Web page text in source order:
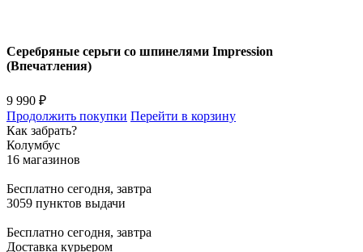
Серебряные серьги со шпинелями Impression
(Впечатления)
9 990 ₽
Продолжить покупки Перейти в корзину
Как забрать?
Колумбус
16 магазинов
Бесплатно сегодня, завтра
3059 пунктов выдачи
Бесплатно сегодня, завтра
Доставка курьером